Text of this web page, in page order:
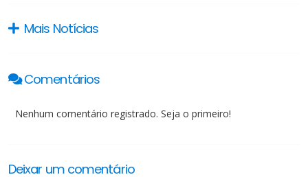
Mais Notícias
Comentários
Nenhum comentário registrado. Seja o primeiro!
Deixar um comentário